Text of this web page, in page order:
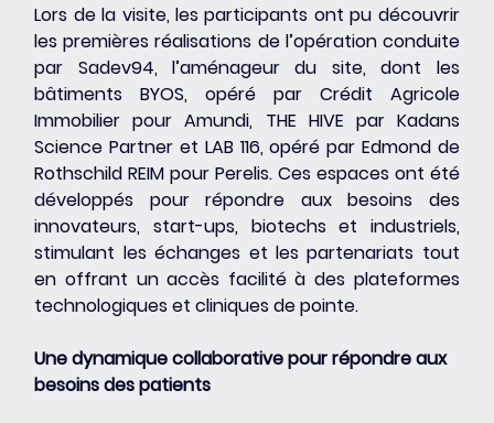
Lors de la visite, les participants ont pu découvrir
les premières réalisations de l’opération conduite
par Sadev94, l’aménageur du site, dont les
bâtiments BYOS, opéré par Crédit Agricole
Immobilier pour Amundi, THE HIVE par Kadans
Science Partner et LAB 116, opéré par Edmond de
Rothschild REIM pour Perelis. Ces espaces ont été
développés pour répondre aux besoins des
innovateurs, start-ups, biotechs et industriels,
stimulant les échanges et les partenariats tout
en offrant un accès facilité à des plateformes
technologiques et cliniques de pointe.
Une dynamique collaborative pour répondre aux
besoins des patients